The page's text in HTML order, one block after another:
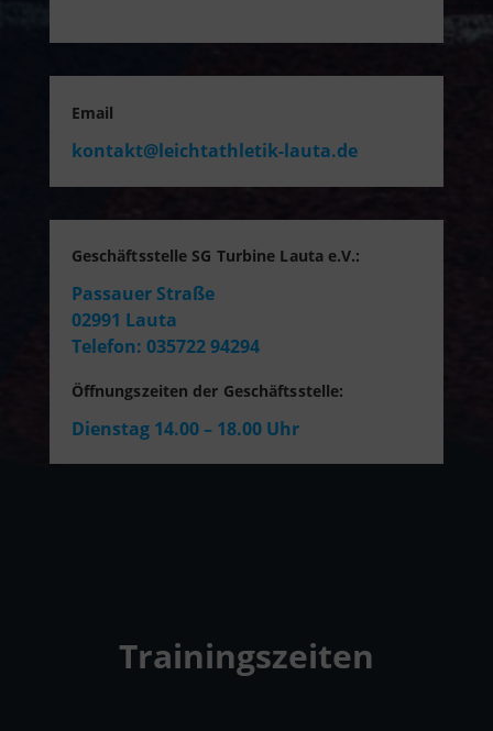
Email
kontakt@leichtathletik-lauta.de
Geschäftsstelle SG Turbine Lauta e.V.:
Passauer Straße
02991 Lauta
Telefon: 035722 94294
Öffnungszeiten der Geschäftsstelle:
Dienstag 14.00 – 18.00 Uhr
Trainingszeiten